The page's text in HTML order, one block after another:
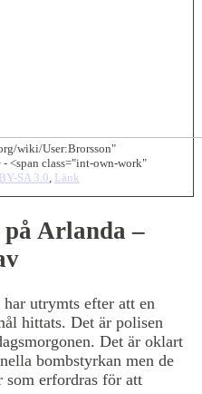
wiki/User:Brorsson"
<span class="int-own-work"
SA 3.0, Länk
Arlanda –
utrymts efter att en
hittats. Det är polisen
Det är oklart
bombstyrkan men de
som erfordras för att